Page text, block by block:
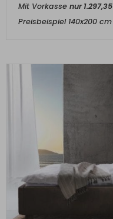
Mit Vorkasse nur1.297,35
Preisbeispiel 140x200 cm